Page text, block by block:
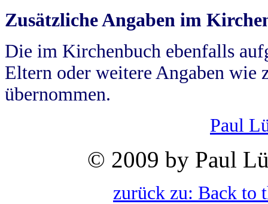
Zusätzliche Angaben im
Die im Kirchenbuch ebenfalls
Eltern oder weitere Angaben wie
übernommen.
Paul
© 2009 by Paul
zurück zu: Back to